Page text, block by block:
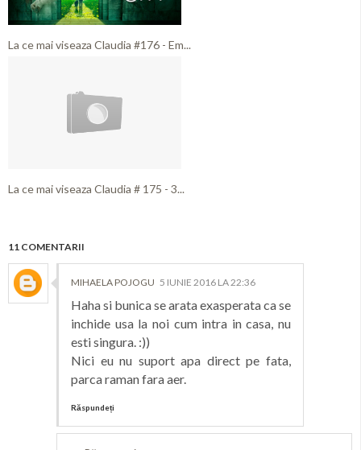
La ce mai viseaza Claudia #176 - Em...
La ce mai viseaza Claudia # 175 - 3...
11 COMENTARII
MIHAELA POJOGU 5 IUNIE 2016 LA 22:36
Haha si bunica se arata exasperata ca se
inchide usa la noi cum intra in casa, nu
esti singura. :))
Nici eu nu suport apa direct pe fata,
parca raman fara aer.
Răspundeți